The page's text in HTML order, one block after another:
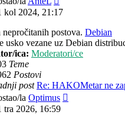
post
kol 2024, 21:17
Debian
usko vezane uz Debian
ica: Moderatori/ce
Teme
Postovi
post Re: HAKOMetar ne
la Optimus
tra 2026, 16:59